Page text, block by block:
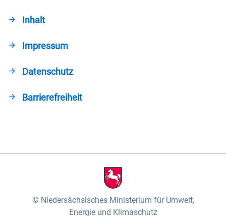
Inhalt
Impressum
Datenschutz
Barrierefreiheit
Niedersächsisches Ministerium für Umwelt,
Energie und Klimaschutz